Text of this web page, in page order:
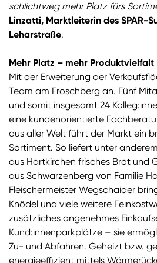
schlichtweg mehr Platz fürs
Linzatti, Marktleiterin des SPAR-
Leharstraße.
Mehr Platz – mehr Produktvielfalt
Mit der Erweiterung der
Team am Froschberg an. Fünf
und somit insgesamt 24
eine kundenorientierte
aus aller Welt führt der Markt ein
Sortiment. So liefert unter
aus Hartkirchen frisches Brot und
aus Schwarzenberg von Familie
Fleischermeister Wegschaider
Knödel und viele weitere
zusätzliches angenehmes
Kund:innenparkplätze – sie
Zu- und Abfahren. Geheizt bzw.
energieeffizient mittels